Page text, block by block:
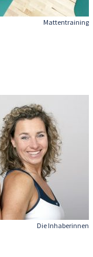
Mattentraining
Die Inhaberinnen